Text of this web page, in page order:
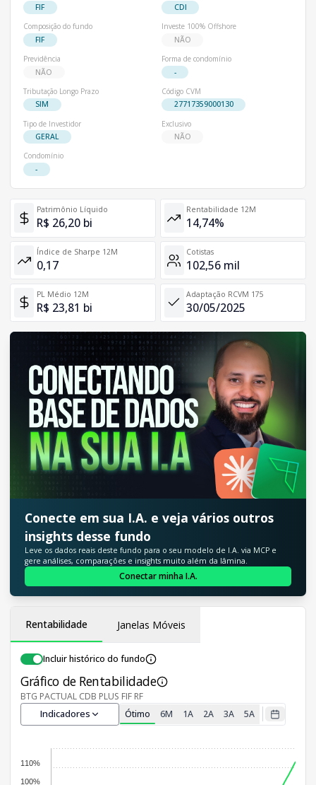
FIF
CDI
Composição do fundo
FIF
Investe 100% Offshore
NÃO
Previdência
NÃO
Forma de condomínio
-
Tributação Longo Prazo
SIM
Código CVM
27717359000130
Tipo de Investidor
GERAL
Exclusivo
NÃO
Condomínio
-
Patrimônio Líquido
R$ 26,20 bi
Rentabilidade 12M
14,74%
Índice de Sharpe 12M
0,17
Cotistas
102,56 mil
PL Médio 12M
R$ 23,81 bi
Adaptação RCVM 175
30/05/2025
Conecte em sua I.A. e veja vários outros
insights desse fundo
Leve os dados reais deste fundo para o seu modelo de I.A. via MCP e
gere análises, comparações e insights muito além da lâmina.
Conectar minha I.A.
Rentabilidade Janelas Móveis
Incluir histórico do fundo
Gráfico de Rentabilidade
BTG PACTUAL CDB PLUS FIF RF
Indicadores Ótimo 6M 1A 2A 3A 5A
100%
110%